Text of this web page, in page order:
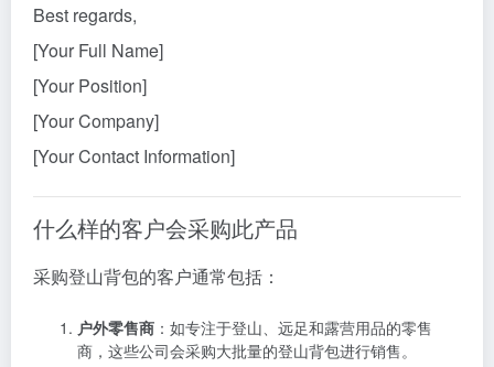
Best regards,
[Your Full Name]
[Your Position]
[Your Company]
[Your Contact Information]
什么样的客户会采购此产品
采购登山背包的客户通常包括：
户外零售商 ：如专注于登山、远足和露营用品的零售
商，这些公司会采购大批量的登山背包进行销售。